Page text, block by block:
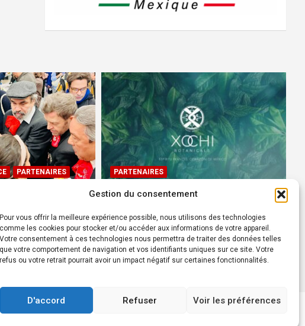
Gestion du consentement
Pour vous offrir la meilleure expérience possible, nous utilisons des technologies
comme les cookies pour stocker et/ou accéder aux informations de votre appareil.
Votre consentement à ces technologies nous permettra de traiter des données telles
que votre comportement de navigation et vos identifiants uniques sur ce site. Votre
refus ou votre retrait pourrait avoir un impact négatif sur certaines fonctionnalités.
D'accord Refuser Voir les préférences
PARTENAIRES
ses portes à
PARTENAIRES
Devenez Ambassadeur XOCHI
BOTANICALS – « El espíritu
francés con corazón de
México! »
24 août 2022 Rédacteur